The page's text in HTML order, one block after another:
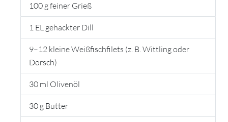
100 g feiner Grieß
1 EL gehackter Dill
9–12 kleine Weißfischfilets (z. B. Wittling oder
Dorsch)
30 ml Olivenöl
30 g Butter